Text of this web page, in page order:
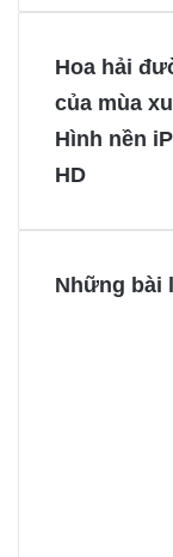
o
o
k
r
e
n
g
n
g
Hoa hải
của mùa
Hình nền
HD
Những bài